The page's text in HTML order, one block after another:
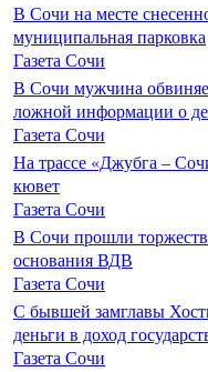
В Сочи на месте
муниципальная парковка
Газета Сочи
В Сочи мужчина
ложной информации о
Газета Сочи
На трассе «Джубга –
кювет
Газета Сочи
В Сочи прошли
основания ВДВ
Газета Сочи
С бывшей замглавы
деньги в доход
Газета Сочи